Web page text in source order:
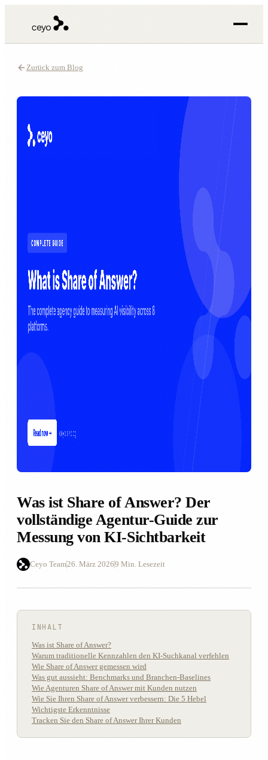
Zurück zum Blog
Was ist Share of Answer? Der
vollständige Agentur-Guide zur
Messung von KI-Sichtbarkeit
Ceyo Team26. März 20269 Min. Lesezeit
INHALT
Was ist Share of Answer?
Warum traditionelle Kennzahlen den KI-Suchkanal verfehlen
Wie Share of Answer gemessen wird
Was gut aussieht: Benchmarks und Branchen-Baselines
Wie Agenturen Share of Answer mit Kunden nutzen
Wie Sie Ihren Share of Answer verbessern: Die 5 Hebel
Wichtigste Erkenntnisse
Tracken Sie den Share of Answer Ihrer Kunden